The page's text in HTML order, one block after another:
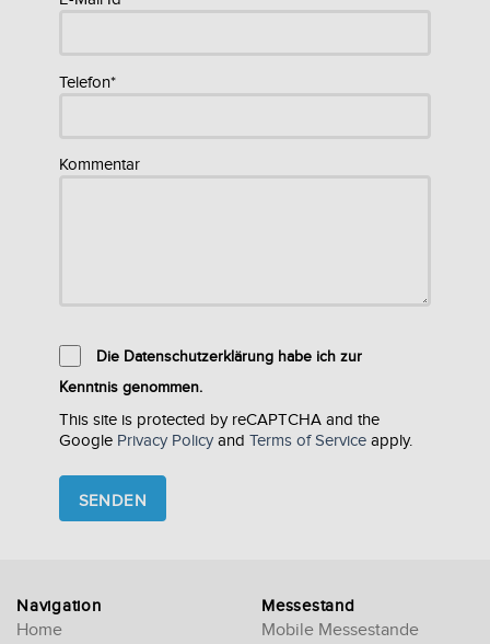
Telefon*
Kommentar
Die Datenschutzerklärung habe ich zur
Kenntnis genommen.
This site is protected by reCAPTCHA and the
Google Privacy Policy and Terms of Service apply.
leave
this
field
Navigation
Home
Messestand
Mobile Messestande